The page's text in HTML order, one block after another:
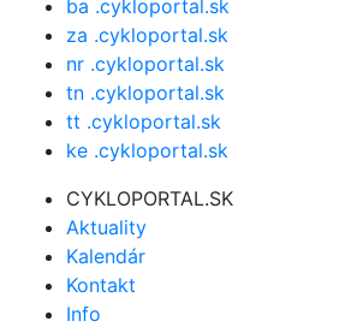
ba .cykloportal.sk
za .cykloportal.sk
nr .cykloportal.sk
tn .cykloportal.sk
tt .cykloportal.sk
ke .cykloportal.sk
CYKLOPORTAL.SK
Aktuality
Kalendár
Kontakt
Info